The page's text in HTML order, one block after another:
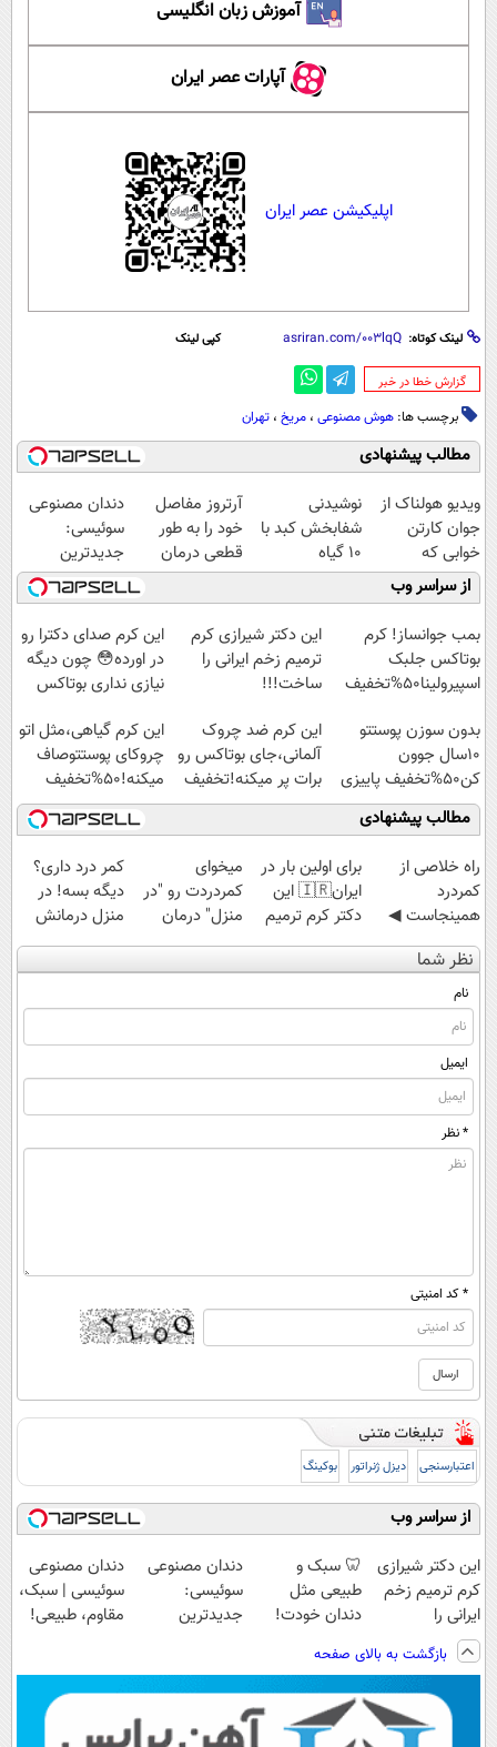
آموزش زبان انگلیسی
آپارات عصر ایران
اپلیکیشن عصر ایران
لینک کوتاه: کپی لینک
‌گزارش خطا در خبر
برچسب ها: هوش مصنوعی ، مریخ ، تهران
مطالب پیشنهادی
ویدیو هولناک از
جوان کارتن
خوابی که
میلیاردر شد.
آموزش رایگان
نوشیدنی
شفابخش کبد با
10 گیاه
موثر(تخفیف تا
امشب)
آرتروز مفاصل
خود را به طور
قطعی درمان
کنید!
◗پرسش‌نامه◖
دندان مصنوعی
سوئیسی:
جدیدترین
فناوری اروپا،
سبک و مقاوم |
پرداخت قسطی
از سراسر وب
بمب جوانساز! کرم
بوتاکس جلبک
اسپیرولینا50%تخفیف
این دکتر شیرازی کرم
ترمیم زخم ایرانی را
ساخت!!!
این کرم صدای دکترا رو
در اورده😳 چون دیگه
نیازی نداری بوتاکس
بدون سوزن پوستتو
10سال جوون
کن50%تخفیف پاییزی
این کرم ضد چروک
آلمانی،جای بوتاکس رو
برات پر میکنه!تخفیف
تا امشب
این کرم گیاهی،مثل اتو
چروکای پوستتوصاف
میکنه!50%تخفیف
مطالب پیشنهادی
‌راه خلاصی از
کمردرد
همینجاست ◀
فقط کافیه فرم
رو پر کنی!
برای اولین بار در
ایران🇮🇷 این
دکتر کرم ترمیم
کننده 23 روزه
ساخت!
میخوای
کمردردت رو "در
منزل" درمان
کنی؟ (◂فیلم +
◂پرسش‌نامه)
کمر درد داری؟
دیگه بسه! در
منزل درمانش
کن
(◀پرسش‌نامه)
نظر شما
نام
ایمیل
* نظر
* کد امنیتی
اعتبارسنجی دیزل ژنراتور بوکینگ
از سراسر وب
این دکتر شیرازی
کرم ترمیم زخم
ایرانی را
ساخت!!!
🦷 سبک و
طبیعی مثل
دندان خودت!
پرداخت اقساطی
💳 📍 تهران
دندان مصنوعی
سوئیسی:
جدیدترین
پرداخت قسطی
دندان مصنوعی
سوئیسی | سبک،
مقاوم، طبیعی!
اقساطی😍
بازگشت به بالای صفحه